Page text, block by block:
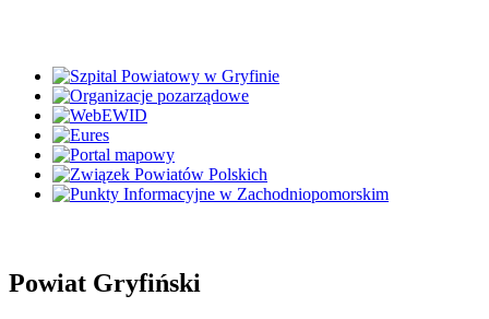
Powiat Gryfiński